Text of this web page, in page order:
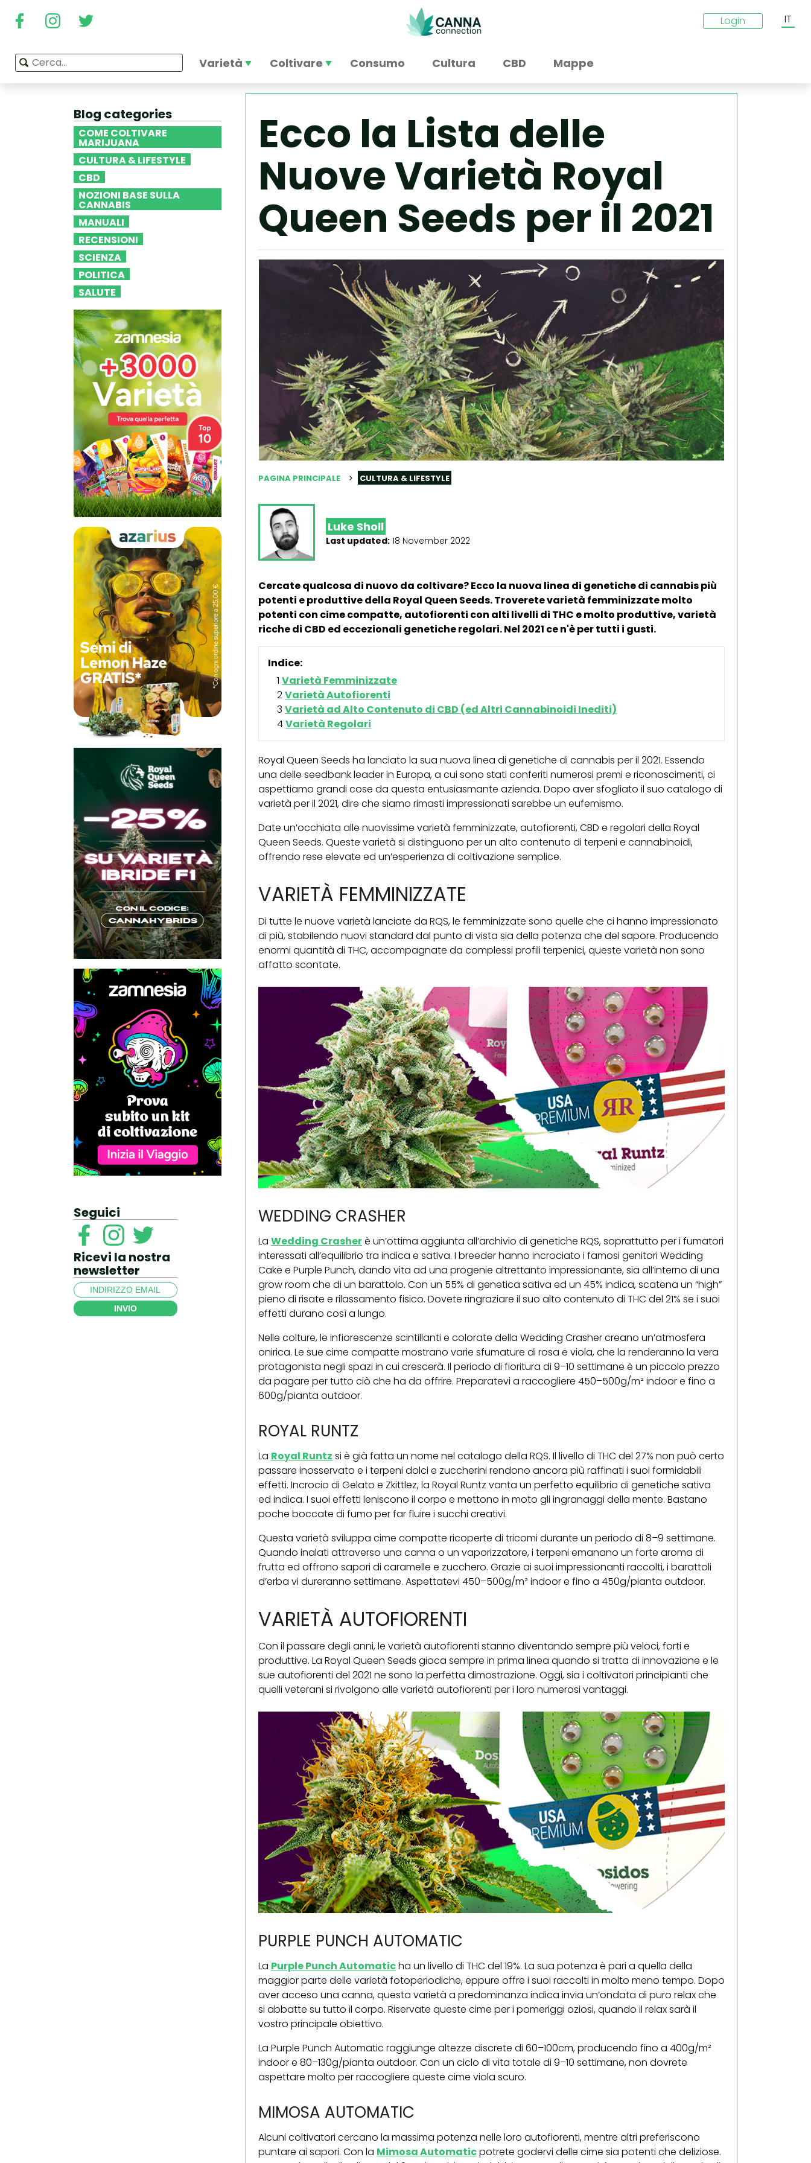
Login IT
Varietà Coltivare Consumo Cultura CBD Mappe
Blog categories
COME COLTIVARE
MARIJUANA
CULTURA & LIFESTYLE
CBD
NOZIONI BASE SULLA
CANNABIS
MANUALI
RECENSIONI
SCIENZA
POLITICA
SALUTE
Seguici
Ricevi la nostra
newsletter
INVIO
Ecco la Lista delle
Nuove Varietà Royal
Queen Seeds per il 2021
PAGINA PRINCIPALE CULTURA & LIFESTYLE
Luke Sholl
Last updated: 18 November 2022
Cercate qualcosa di nuovo da coltivare? Ecco la nuova linea di genetiche di cannabis più
potenti e produttive della Royal Queen Seeds. Troverete varietà femminizzate molto
potenti con cime compatte, autofiorenti con alti livelli di THC e molto produttive, varietà
ricche di CBD ed eccezionali genetiche regolari. Nel 2021 ce n'è per tutti i gusti.
Indice:
Varietà Femminizzate
Varietà Autofiorenti
Varietà ad Alto Contenuto di CBD (ed Altri Cannabinoidi Inediti)
Varietà Regolari
Royal Queen Seeds ha lanciato la sua nuova linea di genetiche di cannabis per il 2021. Essendo
una delle seedbank leader in Europa, a cui sono stati conferiti numerosi premi e riconoscimenti, ci
aspettiamo grandi cose da questa entusiasmante azienda. Dopo aver sfogliato il suo catalogo di
varietà per il 2021, dire che siamo rimasti impressionati sarebbe un eufemismo.
Date un’occhiata alle nuovissime varietà femminizzate, autofiorenti, CBD e regolari della Royal
Queen Seeds. Queste varietà si distinguono per un alto contenuto di terpeni e cannabinoidi,
offrendo rese elevate ed un’esperienza di coltivazione semplice.
VARIETÀ FEMMINIZZATE
Di tutte le nuove varietà lanciate da RQS, le femminizzate sono quelle che ci hanno impressionato
di più, stabilendo nuovi standard dal punto di vista sia della potenza che del sapore. Producendo
enormi quantità di THC, accompagnate da complessi profili terpenici, queste varietà non sono
affatto scontate.
WEDDING CRASHER
La Wedding Crasherè un’ottima aggiunta all’archivio di genetiche RQS, soprattutto per i fumatori
interessati all’equilibrio tra indica e sativa. I breeder hanno incrociato i famosi genitori Wedding
Cake e Purple Punch, dando vita ad una progenie altrettanto impressionante, sia all’interno di una
grow room che di un barattolo. Con un 55% di genetica sativa ed un 45% indica, scatena un “high”
pieno di risate e rilassamento fisico. Dovete ringraziare il suo alto contenuto di THC del 21% se i suoi
effetti durano così a lungo.
Nelle colture, le infiorescenze scintillanti e colorate della Wedding Crasher creano un’atmosfera
onirica. Le sue cime compatte mostrano varie sfumature di rosa e viola, che la renderanno la vera
protagonista negli spazi in cui crescerà. Il periodo di fioritura di 9–10 settimane è un piccolo prezzo
da pagare per tutto ciò che ha da offrire. Preparatevi a raccogliere 450–500g/m² indoor e fino a
600g/pianta outdoor.
ROYAL RUNTZ
La Royal Runtz si è già fatta un nome nel catalogo della RQS. Il livello di THC del 27% non può certo
passare inosservato e i terpeni dolci e zuccherini rendono ancora più raffinati i suoi formidabili
effetti. Incrocio di Gelato e Zkittlez, la Royal Runtz vanta un perfetto equilibrio di genetiche sativa
ed indica. I suoi effetti leniscono il corpo e mettono in moto gli ingranaggi della mente. Bastano
poche boccate di fumo per far fluire i succhi creativi.
Questa varietà sviluppa cime compatte ricoperte di tricomi durante un periodo di 8–9 settimane.
Quando inalati attraverso una canna o un vaporizzatore, i terpeni emanano un forte aroma di
frutta ed offrono sapori di caramelle e zucchero. Grazie ai suoi impressionanti raccolti, i barattoli
d’erba vi dureranno settimane. Aspettatevi 450–500g/m² indoor e fino a 450g/pianta outdoor.
VARIETÀ AUTOFIORENTI
Con il passare degli anni, le varietà autofiorenti stanno diventando sempre più veloci, forti e
produttive. La Royal Queen Seeds gioca sempre in prima linea quando si tratta di innovazione e le
sue autofiorenti del 2021 ne sono la perfetta dimostrazione. Oggi, sia i coltivatori principianti che
quelli veterani si rivolgono alle varietà autofiorenti per i loro numerosi vantaggi.
PURPLE PUNCH AUTOMATIC
La Purple Punch Automaticha un livello di THC del 19%. La sua potenza è pari a quella della
maggior parte delle varietà fotoperiodiche, eppure offre i suoi raccolti in molto meno tempo. Dopo
aver acceso una canna, questa varietà a predominanza indica invia un’ondata di puro relax che
si abbatte su tutto il corpo. Riservate queste cime per i pomeriggi oziosi, quando il relax sarà il
vostro principale obiettivo.
La Purple Punch Automatic raggiunge altezze discrete di 60–100cm, producendo fino a 400g/m²
indoor e 80–130g/pianta outdoor. Con un ciclo di vita totale di 9–10 settimane, non dovrete
aspettare molto per raccogliere queste cime viola scuro.
MIMOSA AUTOMATIC
Alcuni coltivatori cercano la massima potenza nelle loro autofiorenti, mentre altri preferiscono
puntare ai sapori. Con la Mimosa Automaticpotrete godervi delle cime sia potenti che deliziose.